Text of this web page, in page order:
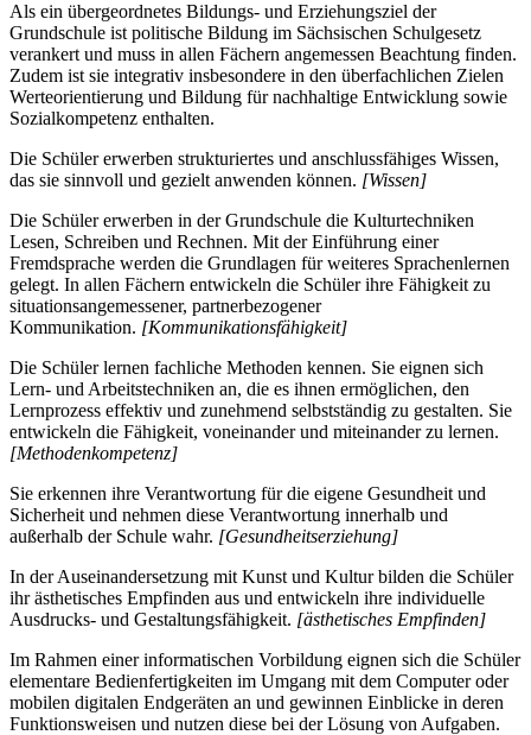
Als ein übergeordnetes Bildungs- und Erziehungsziel der
Grundschule ist politische Bildung im Sächsischen Schulgesetz
verankert und muss in allen Fächern angemessen Beachtung finden.
Zudem ist sie integrativ insbesondere in den überfachlichen Zielen
Werteorientierung und Bildung für nachhaltige Entwicklung sowie
Sozialkompetenz enthalten.
Die Schüler erwerben strukturiertes und anschlussfähiges Wissen,
das sie sinnvoll und gezielt anwenden können. [Wissen]
Die Schüler erwerben in der Grundschule die Kulturtechniken
Lesen, Schreiben und Rechnen. Mit der Einführung einer
Fremdsprache werden die Grundlagen für weiteres Sprachenlernen
gelegt. In allen Fächern entwickeln die Schüler ihre Fähigkeit zu
situationsangemessener, partnerbezogener
Kommunikation. [Kommunikationsfähigkeit]
Die Schüler lernen fachliche Methoden kennen. Sie eignen sich
Lern- und Arbeitstechniken an, die es ihnen ermöglichen, den
Lernprozess effektiv und zunehmend selbstständig zu gestalten. Sie
entwickeln die Fähigkeit, voneinander und miteinander zu lernen.
[Methodenkompetenz]
Sie erkennen ihre Verantwortung für die eigene Gesundheit und
Sicherheit und nehmen diese Verantwortung innerhalb und
außerhalb der Schule wahr. [Gesundheitserziehung]
In der Auseinandersetzung mit Kunst und Kultur bilden die Schüler
ihr ästhetisches Empfinden aus und entwickeln ihre individuelle
Ausdrucks- und Gestaltungsfähigkeit. [ästhetisches Empfinden]
Im Rahmen einer informatischen Vorbildung eignen sich die Schüler
elementare Bedienfertigkeiten im Umgang mit dem Computer oder
mobilen digitalen Endgeräten an und gewinnen Einblicke in deren
Funktionsweisen und nutzen diese bei der Lösung von Aufgaben.